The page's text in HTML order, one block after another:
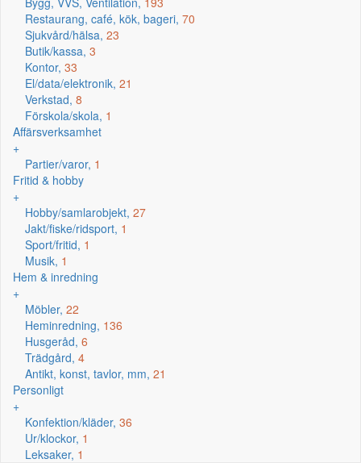
Restaurang, café, kök, bageri, 70
Sjukvård/hälsa, 23
Butik/kassa, 3
Kontor, 33
El/data/elektronik, 21
Verkstad, 8
Förskola/skola, 1
Affärsverksamhet
+
Partier/varor, 1
Fritid & hobby
+
Hobby/samlarobjekt, 27
Jakt/fiske/ridsport, 1
Sport/fritid, 1
Musik, 1
Hem & inredning
+
Möbler, 22
Heminredning, 136
Husgeråd, 6
Trädgård, 4
Antikt, konst, tavlor, mm, 21
Personligt
+
Konfektion/kläder, 36
Ur/klockor, 1
Leksaker, 1